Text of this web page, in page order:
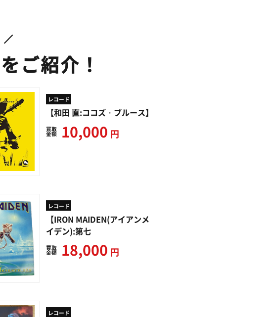
をご紹介！
レコード
【和田 直:ココズ・ブルース】
買取
金額 10,000 円
レコード
【IRON MAIDEN(アイアンメ
イデン):第七
買取
金額 18,000 円
レコード